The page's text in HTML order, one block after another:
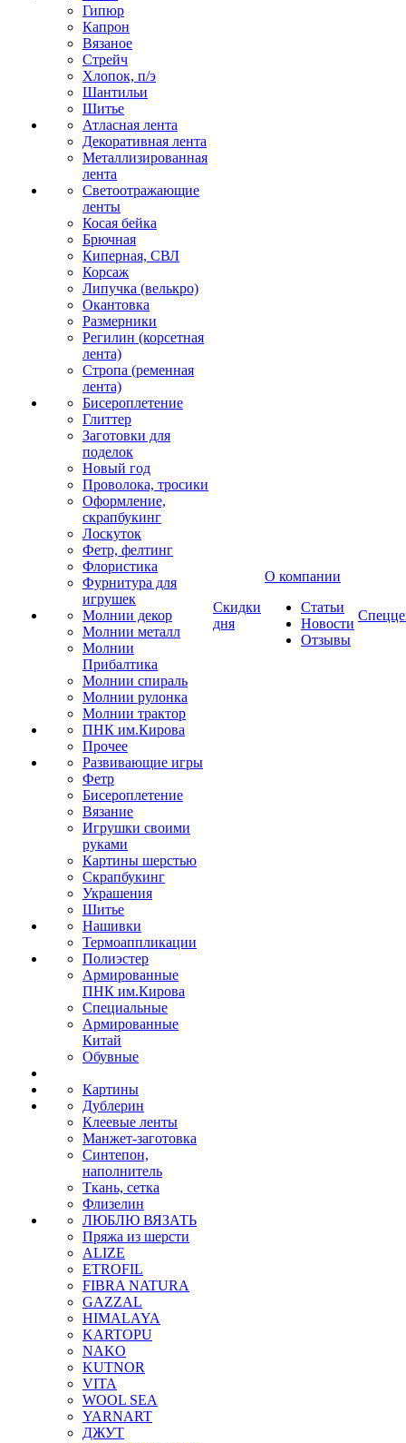
Гипюр
Капрон
Вязаное
Стрейч
Хлопок, п/э
Шантильи
Шитье
Атласная лента
Декоративная лента
Металлизированная
лента
Светоотражающие
ленты
Косая бейка
Брючная
Киперная, СВЛ
Корсаж
Липучка (велькро)
Окантовка
Размерники
Регилин (корсетная
лента)
Стропа (ременная
лента)
Бисероплетение
Глиттер
Заготовки для
поделок
Новый год
Проволока, тросики
Оформление,
скрапбукинг
Лоскуток
Фетр, фелтинг
Флористика
Фурнитура для
игрушек
Молнии декор
Молнии металл
Молнии
Прибалтика
Молнии спираль
Молнии рулонка
Молнии трактор
ПНК им.Кирова
Прочее
Развивающие игры
Фетр
Бисероплетение
Вязание
Игрушки своими
руками
Картины шерстью
Скрапбукинг
Украшения
Шитье
Нашивки
Термоаппликации
Полиэстер
Армированные
ПНК им.Кирова
Специальные
Армированные
Китай
Обувные
Картины
Дублерин
Клеевые ленты
Манжет-заготовка
Синтепон,
наполнитель
Ткань, сетка
Флизелин
ЛЮБЛЮ ВЯЗАТЬ
Пряжа из шерсти
ALIZE
ETROFIL
FIBRA NATURA
GAZZAL
HIMALAYA
KARTOPU
NAKO
KUTNOR
VITA
WOOL SEA
YARNART
ДЖУТ
Скидки
дня
О компании
Статьи
Новости
Отзывы